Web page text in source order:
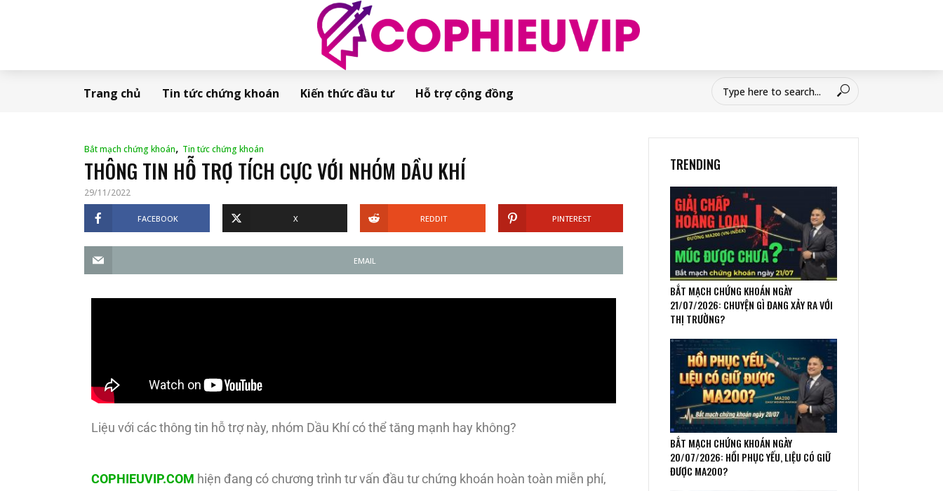
Trang chủ Tin tức chứng khoán Kiến thức đầu tư Hỗ trợ cộng đồng
Bắt mạch chứng khoán, Tin tức chứng khoán
THÔNG TIN HỖ TRỢ TÍCH CỰC VỚI NHÓM DẦU KHÍ
29/11/2022
FACEBOOK X REDDIT PINTEREST
EMAIL
Liệu với các thông tin hỗ trợ này, nhóm Dầu Khí có thể tăng mạnh hay không?
COPHIEUVIP.COM hiện đang có chương trình tư vấn đầu tư chứng khoán hoàn toàn miễn phí,
TRENDING
BẮT MẠCH CHỨNG KHOÁN NGÀY
21/07/2026: CHUYỆN GÌ ĐANG XẢY RA VỚI
THỊ TRƯỜNG?
BẮT MẠCH CHỨNG KHOÁN NGÀY
20/07/2026: HỒI PHỤC YẾU, LIỆU CÓ GIỮ
ĐƯỢC MA200?